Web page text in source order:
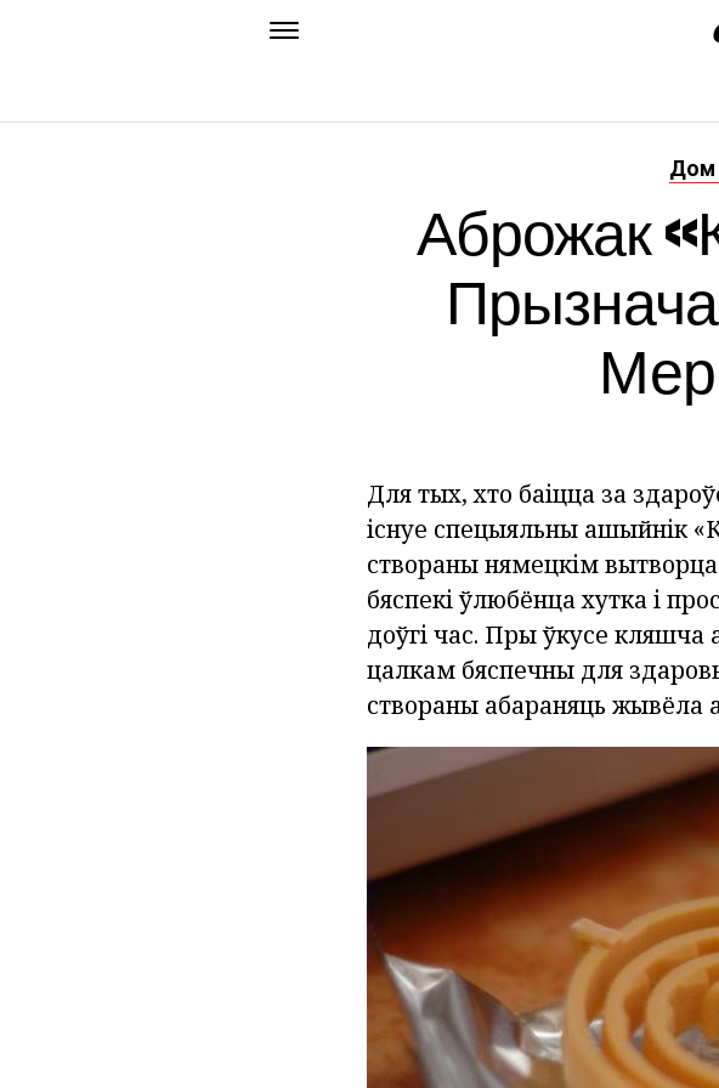
Дом
Аброжак
Для тых, хто баіцца за
існуе спецыяльны ашыйнік
створаны нямецкім
бяспекі ўлюбёнца хутка і
доўгі час. Пры ўкусе
цалкам бяспечны для
створаны абараняць жывёла